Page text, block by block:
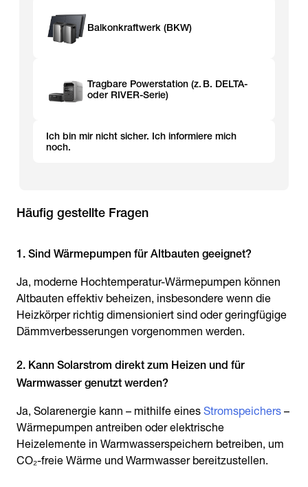
Balkonkraftwerk (BKW)
Tragbare Powerstation (z. B. DELTA-
oder RIVER-Serie)
Ich bin mir nicht sicher. Ich informiere mich
noch.
Häufig gestellte Fragen
1. Sind Wärmepumpen für Altbauten geeignet?
Ja, moderne Hochtemperatur-Wärmepumpen können
Altbauten effektiv beheizen, insbesondere wenn die
Heizkörper richtig dimensioniert sind oder geringfügige
Dämmverbesserungen vorgenommen werden.
2. Kann Solarstrom direkt zum Heizen und für
Warmwasser genutzt werden?
Ja, Solarenergie kann – mithilfe eines Stromspeichers –
Wärmepumpen antreiben oder elektrische
Heizelemente in Warmwasserspeichern betreiben, um
CO₂-freie Wärme und Warmwasser bereitzustellen.